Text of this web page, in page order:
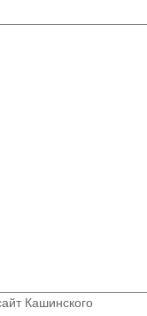
Кашинского